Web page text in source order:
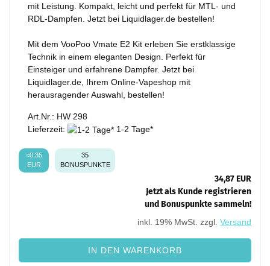
mit Leistung. Kompakt, leicht und perfekt für MTL- und
RDL-Dampfen. Jetzt bei Liquidlager.de bestellen!
Mit dem VooPoo Vmate E2 Kit erleben Sie erstklassige
Technik in einem eleganten Design. Perfekt für
Einsteiger und erfahrene Dampfer. Jetzt bei
Liquidlager.de, Ihrem Online-Vapeshop mit
herausragender Auswahl, bestellen!
Art.Nr.: HW 298
Lieferzeit:
1-2 Tage*
35
BONUSPUNKTE
≈0,35
EUR
34,87 EUR
Jetzt als Kunde registrieren
und Bonuspunkte sammeln!
inkl. 19% MwSt. zzgl. Versand
IN DEN WARENKORB